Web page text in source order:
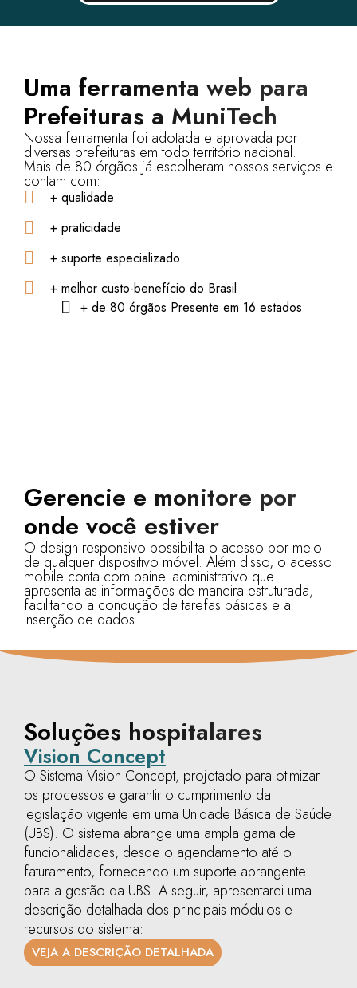
Uma ferramenta web para
Prefeituras a MuniTech
Nossa ferramenta foi adotada e aprovada por
diversas prefeituras em todo território nacional.
Mais de 80 órgãos já escolheram nossos serviços e
contam com:
+ qualidade
+ praticidade
+ suporte especializado
+ melhor custo-benefício do Brasil
+ de 80 órgãos Presente em 16 estados
Gerencie e monitore por
onde você estiver
O design responsivo possibilita o acesso por meio
de qualquer dispositivo móvel. Além disso, o acesso
mobile conta com painel administrativo que
apresenta as informações de maneira estruturada,
facilitando a condução de tarefas básicas e a
inserção de dados.
Soluções hospitalares
Vision Concept
O Sistema Vision Concept, projetado para otimizar
os processos e garantir o cumprimento da
legislação vigente em uma Unidade Básica de Saúde
(UBS). O sistema abrange uma ampla gama de
funcionalidades, desde o agendamento até o
faturamento, fornecendo um suporte abrangente
para a gestão da UBS. A seguir, apresentarei uma
descrição detalhada dos principais módulos e
recursos do sistema:
VEJA A DESCRIÇÃO DETALHADA